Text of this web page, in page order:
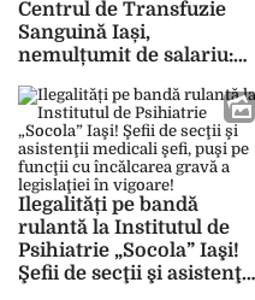
Centrul de Transfuzie
Sanguină Iași,
nemulțumit de salariu:
mai mărit salariul. Este
foarte greu să ne
cumpărăm strictul
necesar”
Ilegalități pe bandă
rulantă la Institutul de
Psihiatrie „Socola” Iaşi!
Şefii de secţii şi asistenţii